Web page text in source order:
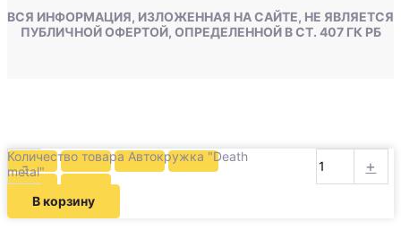
ВСЯ ИНФОРМАЦИЯ, ИЗЛОЖЕННАЯ НА САЙТЕ, НЕ ЯВЛЯЕТСЯ
ПУБЛИЧНОЙ ОФЕРТОЙ, ОПРЕДЕЛЕННОЙ В СТ. 407 ГК РБ
-
Количество товара Автокружка "Death
metal"
+
В корзину